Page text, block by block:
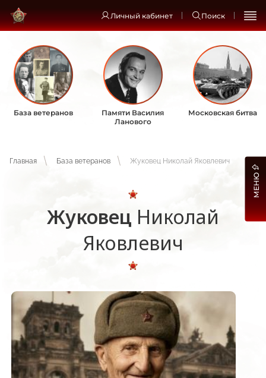
Личный кабинет Поиск
База ветеранов
Памяти Василия
Ланового
Московская битва
Главная База ветеранов Жуковец Николай Яковлевич
Жуковец Николай
Яковлевич
МЕНЮ